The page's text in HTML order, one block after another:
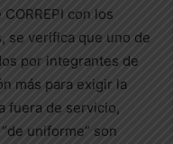
con los
se verifica que uno de
por integrantes de
más para exigir la
fuera de servicio,
uniforme” son